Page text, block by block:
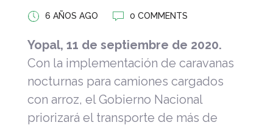
6 AÑOS AGO 0 COMMENTS
Yopal, 11 de septiembre de 2020.
Con la implementación de caravanas
nocturnas para camiones cargados
con arroz, el Gobierno Nacional
priorizará el transporte de más de